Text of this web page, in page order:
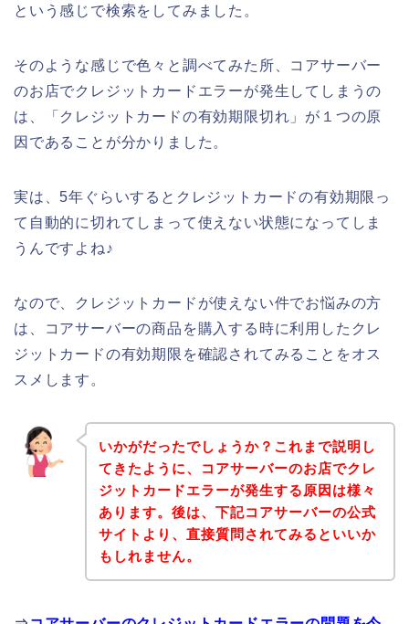
という感じで検索をしてみました。
そのような感じで色々と調べてみた所、コアサーバー
のお店でクレジットカードエラーが発生してしまうの
は、「クレジットカードの有効期限切れ」が１つの原
因であることが分かりました。
実は、5年ぐらいするとクレジットカードの有効期限っ
て自動的に切れてしまって使えない状態になってしま
うんですよね♪
なので、クレジットカードが使えない件でお悩みの方
は、コアサーバーの商品を購入する時に利用したクレ
ジットカードの有効期限を確認されてみることをオス
スメします。
いかがだったでしょうか？これまで説明し
てきたように、コアサーバーのお店でクレ
ジットカードエラーが発生する原因は様々
あります。後は、下記コアサーバーの公式
サイトより、直接質問されてみるといいか
もしれません。